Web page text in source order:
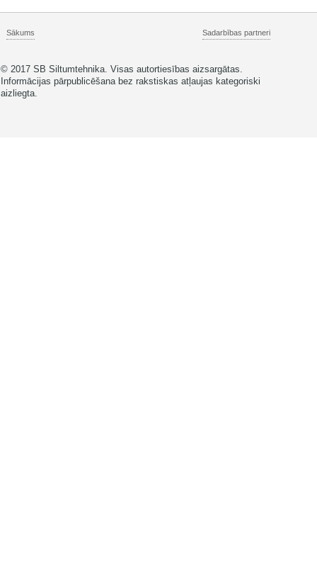
Sākums Sadarbības partneri
© 2017 SB Siltumtehnika. Visas autortiesības aizsargātas.
Informācijas pārpublicēšana bez rakstiskas atļaujas kategoriski
aizliegta.